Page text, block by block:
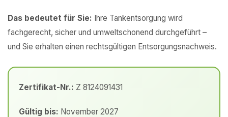
Das bedeutet für Sie: Ihre Tankentsorgung wird
fachgerecht, sicher und umweltschonend durchgeführt –
und Sie erhalten einen rechtsgültigen Entsorgungsnachweis.
Zertifikat-Nr.: Z 8124091431
Gültig bis: November 2027